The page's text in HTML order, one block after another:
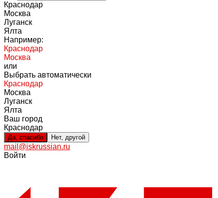
Краснодар
Москва
Луганск
Ялта
Например:
Краснодар
Москва
или
Выбрать автоматически
Краснодар
Москва
Луганск
Ялта
Ваш город
Краснодар
Да, спасибо Нет, другой
mail@iskrussian.ru
Войти